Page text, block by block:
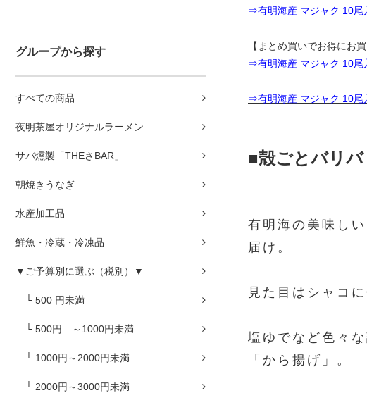
グループから探す
すべての商品
夜明茶屋オリジナルラーメン
サバ燻製「THEさBAR」
朝焼きうなぎ
水産加工品
鮮魚・冷蔵・冷凍品
▼ご予算別に選ぶ（税別）▼
└ 500 円未満
└ 500円 ～1000円未満
└ 1000円～2000円未満
└ 2000円～3000円未満
⇒有明海産 マジャク 10尾
【まとめ買いでお得にお
⇒有明海産 マジャク 10尾
⇒有明海産 マジャク 10尾
■殻ごとバリバ
有明海の美味し
届け。
見た目はシャコ
塩ゆでなど色々
「から揚げ」。